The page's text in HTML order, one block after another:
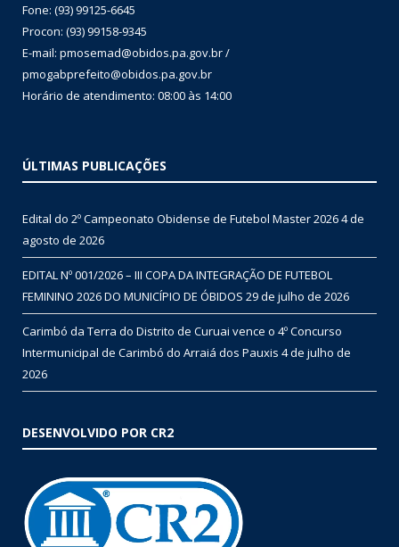
Fone: (93) 99125-6645
Procon: (93) 99158-9345
E-mail: pmosemad@obidos.pa.gov.br /
pmogabprefeito@obidos.pa.gov.br
Horário de atendimento: 08:00 às 14:00
ÚLTIMAS PUBLICAÇÕES
Edital do 2º Campeonato Obidense de Futebol Master 20264 de
agosto de 2026
EDITAL Nº 001/2026 – III COPA DA INTEGRAÇÃO DE FUTEBOL
FEMININO 2026 DO MUNICÍPIO DE ÓBIDOS 29 de julho de 2026
Carimbó da Terra do Distrito de Curuai vence o 4º Concurso
Intermunicipal de Carimbó do Arraiá dos Pauxis 4 de julho de
2026
DESENVOLVIDO POR CR2